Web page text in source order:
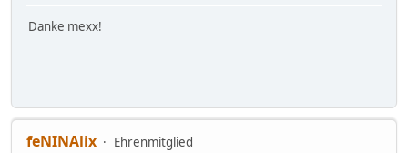
Danke mexx!
feNINAlix
Ehrenmitglied